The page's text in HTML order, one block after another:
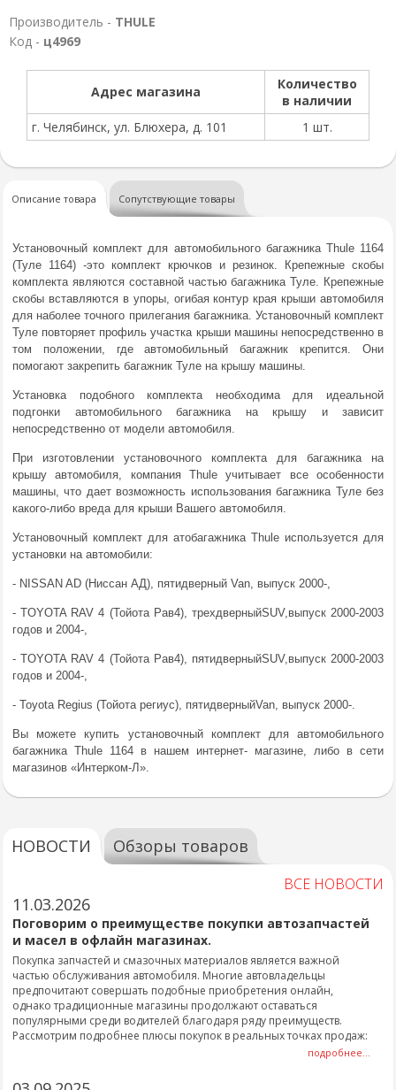
Производитель - THULE
Код - ц4969
Адрес магазина
Количество
в наличии
г. Челябинск, ул. Блюхера, д. 101
1 шт.
Описание товара Сопутствующие товары
Установочный комплект для автомобильного багажника Thule 1164
(Туле 1164) -это комплект крючков и резинок. Крепежные скобы
комплекта являются составной частью багажника Туле. Крепежные
скобы вставляются в упоры, огибая контур края крыши автомобиля
для наболее точного прилегания багажника. Установочный комплект
Туле повторяет профиль участка крыши машины непосредственно в
том положении, где автомобильный багажник крепится. Они
помогают закрепить багажник Туле на крышу машины.
Установка подобного комплекта необходима для идеальной
подгонки автомобильного багажника на крышу и зависит
непосредственно от модели автомобиля.
При изготовлении установочного комплекта для багажника на
крышу автомобиля, компания Thule учитывает все особенности
машины, что дает возможность использования багажника Туле без
какого-либо вреда для крыши Вашего автомобиля.
Установочный комплект для атобагажника Thule используется для
установки на автомобили:
- NISSAN AD (Ниссан АД), пятидверный Van, выпуск 2000-,
- TOYOTA RAV 4 (Тойота Рав4), трехдверныйSUV,выпуск 2000-2003
годов и 2004-,
- TOYOTA RAV 4 (Тойота Рав4), пятидверныйSUV,выпуск 2000-2003
годов и 2004-,
- Toyota Regius (Тойота региус), пятидверныйVan, выпуск 2000-.
Вы можете купить установочный комплект для автомобильного
багажника Thule 1164 в нашем интернет- магазине, либо в сети
магазинов «Интерком-Л».
НОВОСТИ Обзоры товаров
ВСЕ НОВОСТИ
11.03.2026
Поговорим о преимуществе покупки автозапчастей
и масел в офлайн магазинах.
Покупка запчастей и смазочных материалов является важной
частью обслуживания автомобиля. Многие автовладельцы
предпочитают совершать подобные приобретения онлайн,
однако традиционные магазины продолжают оставаться
популярными среди водителей благодаря ряду преимуществ.
Рассмотрим подробнее плюсы покупок в реальных точках продаж:
подробнее...